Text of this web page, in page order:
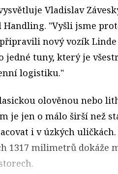
Vladislav
"Vyšli jsme
nový vozík Linde
jedné tuny, který je
logistiku."
olověnou nebo
je jen o málo širší než
i v úzkých
1317 milimetrů dokáže